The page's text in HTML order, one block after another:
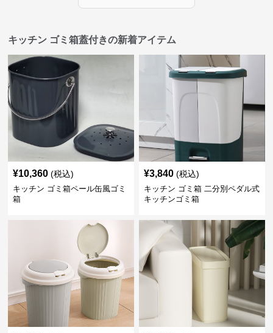
キッチン ゴミ箱蓋付きの新着アイテム
¥10,360 (税込)
キッチン ゴミ箱ペール缶風ゴミ
箱
¥3,840 (税込)
キッチン ゴミ箱 二分別ペダル式
キッチンゴミ箱